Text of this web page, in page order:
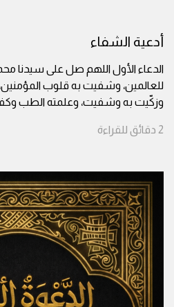
أدعية الشفاء
الدعاء الأول اللهم صل على سيدنا
للعالمين، وشفيت به قلوب
وزكّيت به وشفيت، وعلمته الطب
2 دقائق للقراءة